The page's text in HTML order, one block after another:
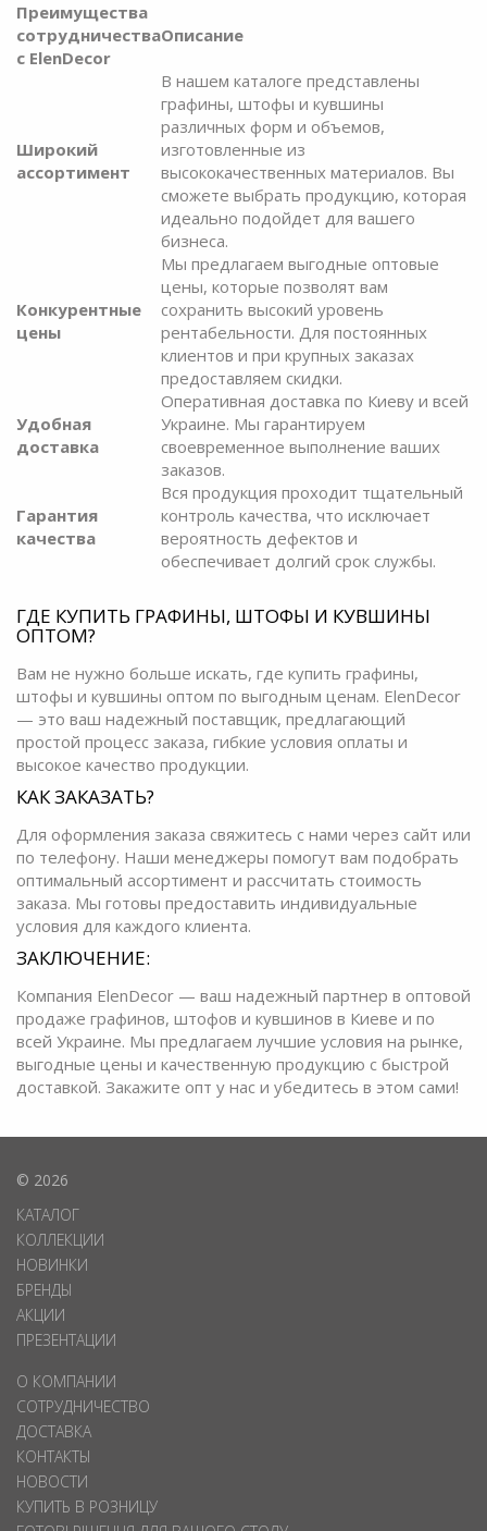
Преимущества
сотрудничества
с ElenDecor
Описание
Широкий
ассортимент
В нашем каталоге представлены
графины, штофы и кувшины
различных форм и объемов,
изготовленные из
высококачественных материалов. Вы
сможете выбрать продукцию, которая
идеально подойдет для вашего
бизнеса.
Конкурентные
цены
Мы предлагаем выгодные оптовые
цены, которые позволят вам
сохранить высокий уровень
рентабельности. Для постоянных
клиентов и при крупных заказах
предоставляем скидки.
Удобная
доставка
Оперативная доставка по Киеву и всей
Украине. Мы гарантируем
своевременное выполнение ваших
заказов.
Гарантия
качества
Вся продукция проходит тщательный
контроль качества, что исключает
вероятность дефектов и
обеспечивает долгий срок службы.
ГДЕ КУПИТЬ ГРАФИНЫ, ШТОФЫ И КУВШИНЫ
ОПТОМ?
Вам не нужно больше искать, где купить графины,
штофы и кувшины оптом по выгодным ценам. ElenDecor
— это ваш надежный поставщик, предлагающий
простой процесс заказа, гибкие условия оплаты и
высокое качество продукции.
КАК ЗАКАЗАТЬ?
Для оформления заказа свяжитесь с нами через сайт или
по телефону. Наши менеджеры помогут вам подобрать
оптимальный ассортимент и рассчитать стоимость
заказа. Мы готовы предоставить индивидуальные
условия для каждого клиента.
ЗАКЛЮЧЕНИЕ:
Компания ElenDecor — ваш надежный партнер в оптовой
продаже графинов, штофов и кувшинов в Киеве и по
всей Украине. Мы предлагаем лучшие условия на рынке,
выгодные цены и качественную продукцию с быстрой
доставкой. Закажите опт у нас и убедитесь в этом сами!
© 2026
КАТАЛОГ
КОЛЛЕКЦИИ
НОВИНКИ
БРЕНДЫ
АКЦИИ
ПРЕЗЕНТАЦИИ
О КОМПАНИИ
СОТРУДНИЧЕСТВО
ДОСТАВКА
КОНТАКТЫ
НОВОСТИ
КУПИТЬ В РОЗНИЦУ